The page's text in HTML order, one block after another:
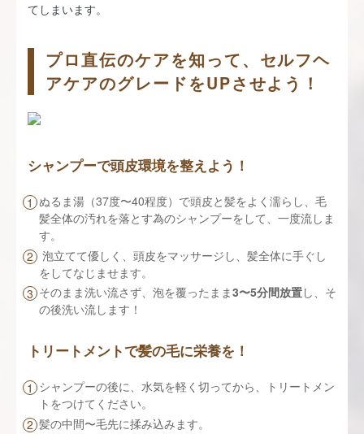
てしまいます。
プロ直伝のケアを知って、セルフヘ
アケアのグレードをUPさせよう！
シャンプーで頭皮環境を整えよう！
ぬるま湯（37度〜40程度）で頭皮と髪をよく濡らし、毛
髪全体の汚れを落とす為のシャンプーをして、一度流しま
す。
泡立てて優しく、頭皮をマッサージし、髪全体に手ぐし
をしてなじませます。
そのまま洗い流さず、泡を覆ったまま3〜5分間放置し、そ
の後洗い流します！
トリートメントで髪の毛に栄養を！
シャンプーの後に、水気を軽く切ってから、トリートメン
トをつけてください。
髪の中間〜毛先に揉み込みます。